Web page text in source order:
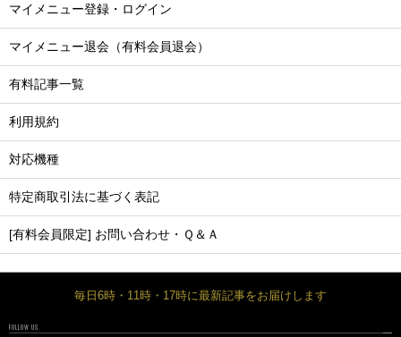
マイメニュー登録・ログイン
マイメニュー退会（有料会員退会）
有料記事一覧
利用規約
対応機種
特定商取引法に基づく表記
[有料会員限定] お問い合わせ・Ｑ＆Ａ
毎日6時・11時・17時に最新記事をお届けします
FOLLOW US